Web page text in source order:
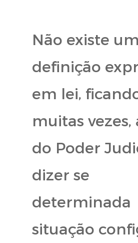
Não existe
definição
em lei,
muitas vezes,
do Poder
dizer se
determinada
situação